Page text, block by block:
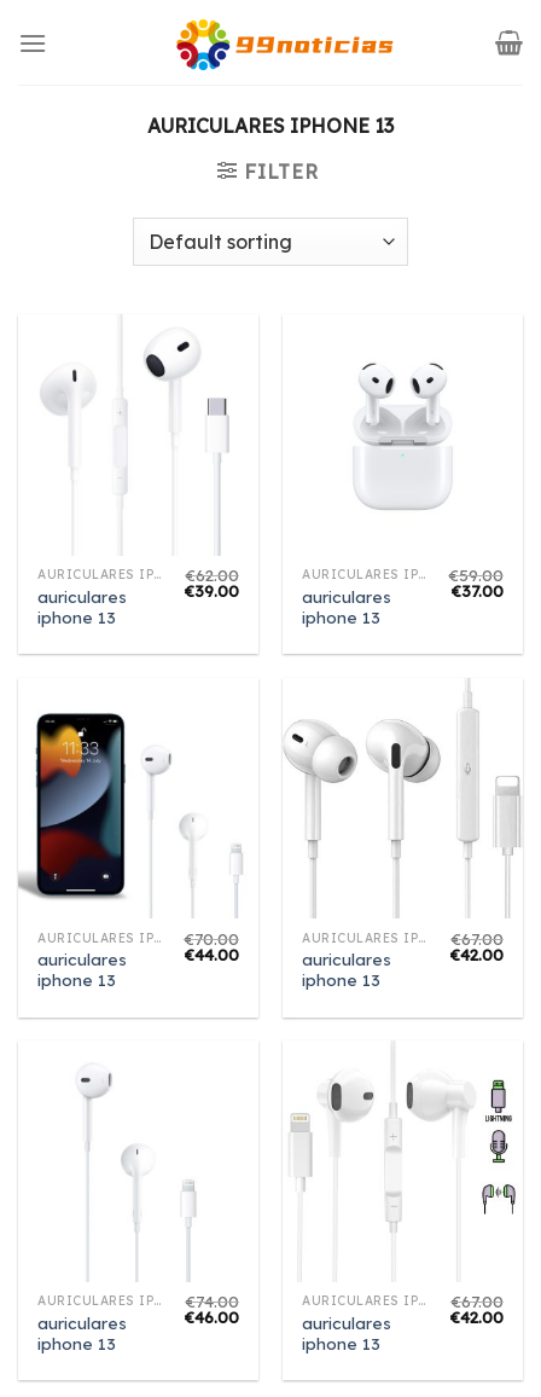
AURICULARES IPHONE 13
FILTER
AURICULARES IPHONE 13
auriculares
iphone 13
€62.00
€39.00
AURICULARES IPHONE 13
auriculares
iphone 13
€59.00
€37.00
AURICULARES IPHONE 13
auriculares
iphone 13
€70.00
€44.00
AURICULARES IPHONE 13
auriculares
iphone 13
€67.00
€42.00
AURICULARES IPHONE 13
auriculares
iphone 13
€74.00
€46.00
AURICULARES IPHONE 13
auriculares
iphone 13
€67.00
€42.00